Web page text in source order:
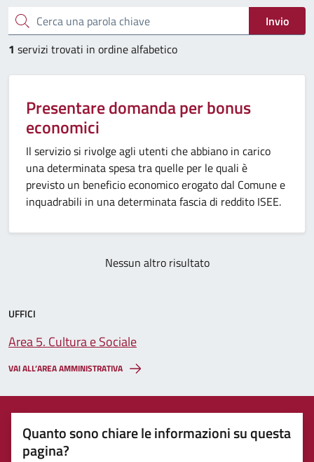
Cerca una parola chiave
Invio
1 servizi trovati in ordine alfabetico
Presentare domanda per bonus
economici
Il servizio si rivolge agli utenti che abbiano in carico
una determinata spesa tra quelle per le quali è
previsto un beneficio economico erogato dal Comune e
inquadrabili in una determinata fascia di reddito ISEE.
Nessun altro risultato
UFFICI
Area 5. Cultura e Sociale
VAI ALL’AREA AMMINISTRATIVA
Quanto sono chiare le informazioni su questa
pagina?